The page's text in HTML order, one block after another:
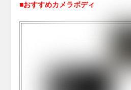
■おすすめカメラボディ